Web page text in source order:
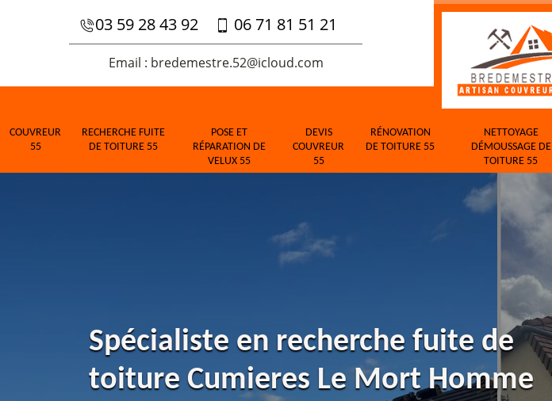
03 59 28 43 92 06 71 81 51 21
Email : bredemestre.52@icloud.com
COUVREUR
55
RECHERCHE FUITE
DE TOITURE 55
POSE ET
RÉPARATION DE
VELUX 55
DEVIS
COUVREUR
55
RÉNOVATION
DE TOITURE 55
NETTOYAGE
DÉMOUSSAGE DE
TOITURE 55
Spécialiste en recherche fuite de
toiture Cumieres Le Mort Homme